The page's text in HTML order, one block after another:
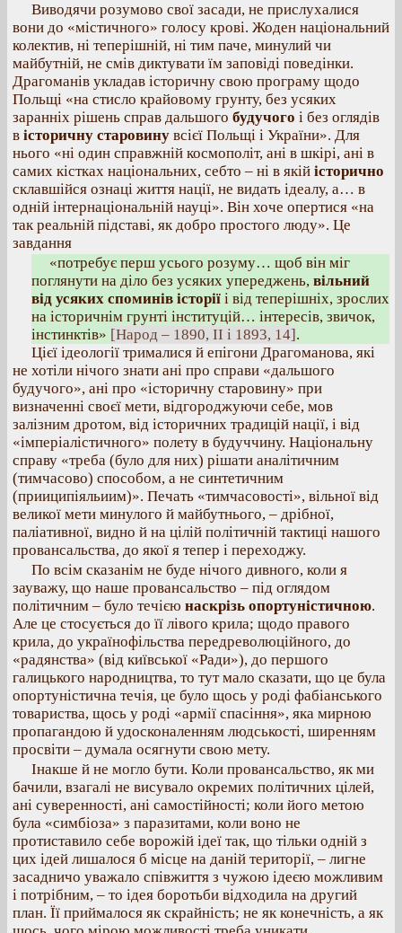
Виводячи розумово свої засади, не прислухалися
вони до «містичного» голосу крові. Жоден національний
колектив, ні теперішній, ні тим паче, минулий чи
майбутній, не смів диктувати їм заповіді поведінки.
Драгоманів укладав історичну свою програму щодо
Польщі «на стисло крайовому грунту, без усяких
заранніх рішень справ дальшого будучого і без оглядів
в історичну старовину всієї Польщі і України». Для
нього «ні один справжній космополіт, ані в шкірі, ані в
самих кістках національних, себто – ні в якій історично
склавшійся ознаці життя нації, не видать ідеалу, а… в
одній інтернаціональній науці». Він хоче опертися «на
так реальній підставі, як добро простого люду». Це
завдання
«потребує перш усього розуму… щоб він міг
поглянути на діло без усяких упереджень, вільний
від усяких споминів історії і від теперішніх, зрослих
на історичнім грунті інституцій… інтересів, звичок,
інстинктів» [Народ – 1890, II і 1893, 14].
Цієї ідеології трималися й епігони Драгоманова, які
не хотіли нічого знати ані про справи «дальшого
будучого», ані про «історичну старовину» при
визначенні своєї мети, відгороджуючи себе, мов
залізним дротом, від історичних традицій нації, і від
«імперіалістичного» полету в будуччину. Національну
справу «треба (було для них) рішати аналітичним
(тимчасово) способом, а не синтетичним
(прииципіяльиим)». Печать «тимчасовості», вільної від
великої мети минулого й майбутнього, – дрібної,
паліативної, видно й на цілій політичній тактиці нашого
провансальства, до якої я тепер і переходжу.
По всім сказанім не буде нічого дивного, коли я
зауважу, що наше провансальство – під оглядом
політичним – було течією наскрізь опортуністичною.
Але це стосується до її лівого крила; щодо правого
крила, до українофільства передреволюційного, до
«радянства» (від київської «Ради»), до першого
галицького народництва, то тут мало сказати, що це була
опортуністична течія, це було щось у роді фабіанського
товариства, щось у роді «армії спасіння», яка мирною
пропагандою й удосконаленням людськості, ширенням
просвіти – думала осягнути свою мету.
Інакше й не могло бути. Коли провансальство, як ми
бачили, взагалі не висувало окремих політичних цілей,
ані суверенності, ані самостійності; коли його метою
була «симбіоза» з паразитами, коли воно не
протиставило себе ворожій ідеї так, що тільки одній з
цих ідей лишалося б місце на даній території, – лигне
засадничо уважало співжиття з чужою ідеєю можливим
і потрібним, – то ідея боротьби відходила на другий
план. Її приймалося як скрайність; не як конечність, а як